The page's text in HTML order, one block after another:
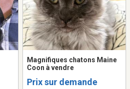
Magnifiques chatons Maine
Coon à vendre
Prix sur demande